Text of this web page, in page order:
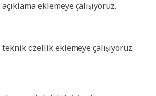
eklemeye çalışıyoruz.
özellik eklemeye çalışıyoruz.